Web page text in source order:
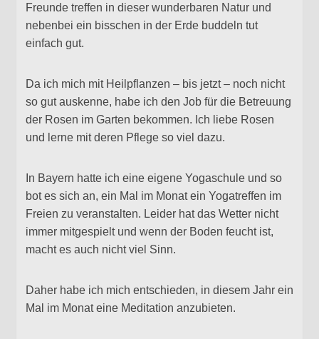
Freunde treffen in dieser wunderbaren Natur und
nebenbei ein bisschen in der Erde buddeln tut
einfach gut.
Da ich mich mit Heilpflanzen – bis jetzt – noch nicht
so gut auskenne, habe ich den Job für die Betreuung
der Rosen im Garten bekommen. Ich liebe Rosen
und lerne mit deren Pflege so viel dazu.
In Bayern hatte ich eine eigene Yogaschule und so
bot es sich an, ein Mal im Monat ein Yogatreffen im
Freien zu veranstalten. Leider hat das Wetter nicht
immer mitgespielt und wenn der Boden feucht ist,
macht es auch nicht viel Sinn.
Daher habe ich mich entschieden, in diesem Jahr ein
Mal im Monat eine Meditation anzubieten.